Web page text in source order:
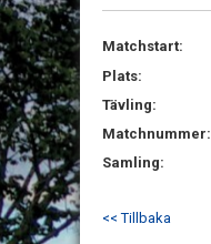
Matchstart:
Plats:
Tävling:
Matchnummer:
Samling:
<< Tillbaka